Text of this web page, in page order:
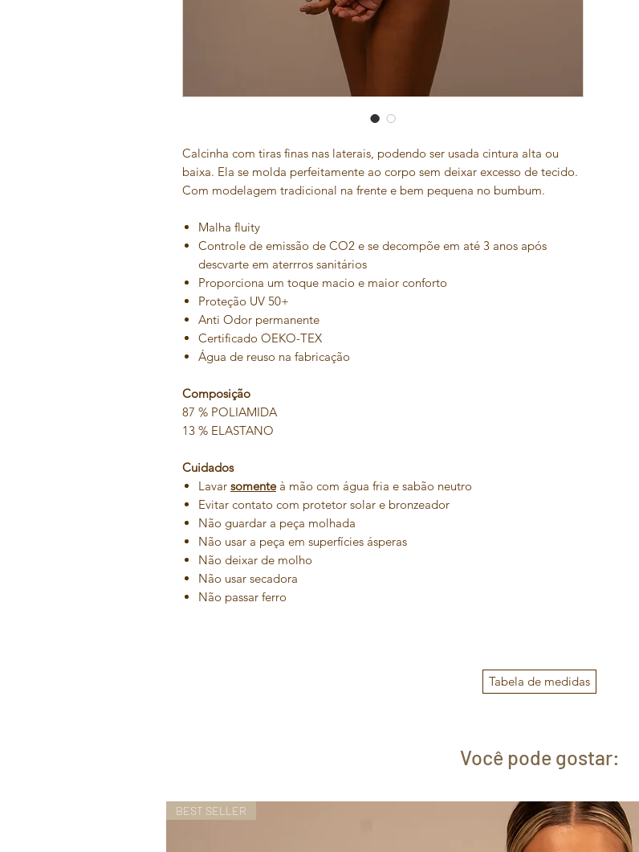
Calcinha com tiras finas nas laterais, podendo ser usada cintura alta ou
baixa. Ela se molda perfeitamente ao corpo sem deixar excesso de tecido.
Com modelagem tradicional na frente e bem pequena no bumbum.
Malha fluity
Controle de emissão de CO2 e se decompõe em até 3 anos após
descvarte em aterrros sanitários
Proporciona um toque macio e maior conforto
Proteção UV 50+
Anti Odor permanente
Certificado OEKO-TEX
Água de reuso na fabricação
Composição
87 % POLIAMIDA
13 % ELASTANO
Cuidados
Lavar somente à mão com água fria e sabão neutro
Evitar contato com protetor solar e bronzeador
Não guardar a peça molhada
Não usar a peça em superfícies ásperas
Não deixar de molho
Não usar secadora
Não passar ferro
Tabela de medidas
Você pode gostar:
BEST SELLER